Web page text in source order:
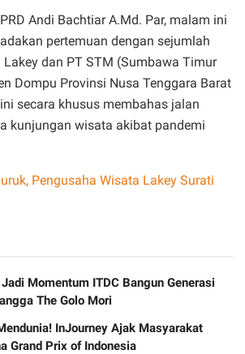
Andi Bachtiar A.Md. Par, malam ini
pertemuan dengan sejumlah
dan PT STM (Sumbawa Timur
Dompu Provinsi Nusa Tenggara Barat
secara khusus membahas jalan
kunjungan wisata akibat pandemi
Pengusaha Wisata Lakey Surati
Momentum ITDC Bangun Generasi
The Golo Mori
InJourney Ajak Masyarakat
Grand Prix of Indonesia